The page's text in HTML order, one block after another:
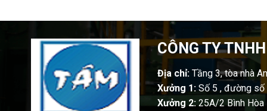
CÔNG TY
Địa chỉ:Tầng 3, tòa nhà
Xưởng 1:Số 5 , đường số
Xưởng 2:25A/2 Bình Hòa